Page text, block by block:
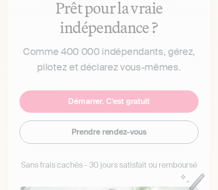
Prêt pour la vraie
indépendance ?
Comme 400 000 indépendants, gérez,
pilotez et déclarez vous-mêmes.
Démarrer. C'est gratuit
Prendre rendez-vous
Sans frais cachés - 30 jours satisfait ou remboursé